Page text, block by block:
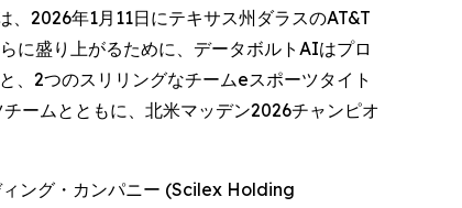
2026年1月11日にテキサス州ダラスのAT&T
に盛り上がるために、データボルトAIはプロ
2つのスリリングなチームeスポーツタイト
ームとともに、北米マッデン2026チャンピオ
ング・カンパニー (Scilex Holding